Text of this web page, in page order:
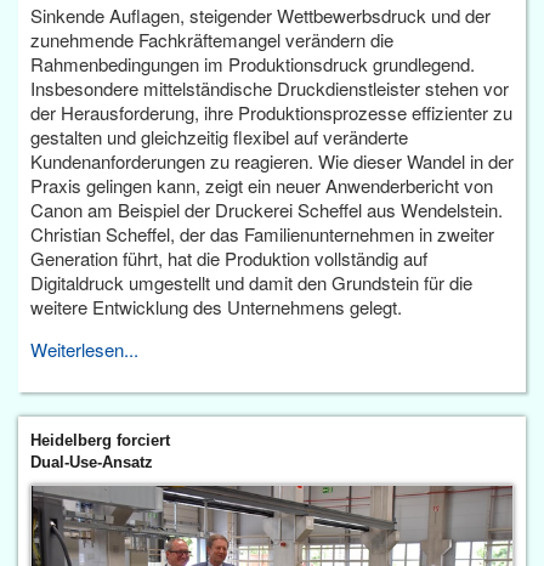
Sinkende Auflagen, steigender Wettbewerbsdruck und der
zunehmende Fachkräftemangel verändern die
Rahmenbedingungen im Produktionsdruck grundlegend.
Insbesondere mittelständische Druckdienstleister stehen vor
der Herausforderung, ihre Produktionsprozesse effizienter zu
gestalten und gleichzeitig flexibel auf veränderte
Kundenanforderungen zu reagieren. Wie dieser Wandel in der
Praxis gelingen kann, zeigt ein neuer Anwenderbericht von
Canon am Beispiel der Druckerei Scheffel aus Wendelstein.
Christian Scheffel, der das Familienunternehmen in zweiter
Generation führt, hat die Produktion vollständig auf
Digitaldruck umgestellt und damit den Grundstein für die
weitere Entwicklung des Unternehmens gelegt.
Weiterlesen...
Heidelberg forciert
Dual-Use-Ansatz